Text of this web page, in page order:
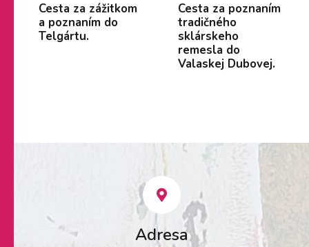
Cesta za zážitkom
a poznaním do
Telgártu.
Cesta za poznaním
tradičného
sklárskeho
remesla do
Valaskej Dubovej.
Adresa